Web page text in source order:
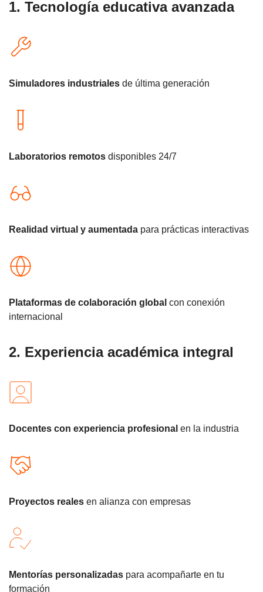
1. Tecnología educativa avanzada
Simuladores industriales de última generación
Laboratorios remotos disponibles 24/7
Realidad virtual y aumentada para prácticas interactivas
Plataformas de colaboración global con conexión
internacional
2. Experiencia académica integral
Docentes con experiencia profesional en la industria
Proyectos reales en alianza con empresas
Mentorías personalizadas para acompañarte en tu
formación